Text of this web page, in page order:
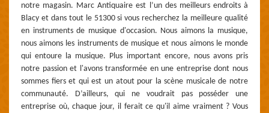
notre magasin. Marc Antiquaire est l’un des meilleurs endroits à
Blacy et dans tout le 51300 si vous recherchez la meilleure qualité
en instruments de musique d'occasion. Nous aimons la musique,
nous aimons les instruments de musique et nous aimons le monde
qui entoure la musique. Plus important encore, nous avons pris
notre passion et l'avons transformée en une entreprise dont nous
sommes fiers et qui est un atout pour la scène musicale de notre
communauté. D’ailleurs, qui ne voudrait pas posséder une
entreprise où, chaque jour, il ferait ce qu'il aime vraiment ? Vous